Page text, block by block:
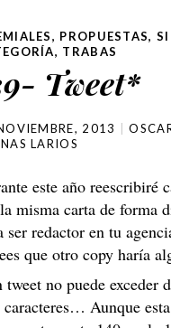
, PROPUESTAS,
, TRABAS
Tweet*
2013
LARIOS
este año reescribiré
misma carta de forma
ser redactor en tu
que otro copy haría
tweet no puede exceder
caracteres… Aunque